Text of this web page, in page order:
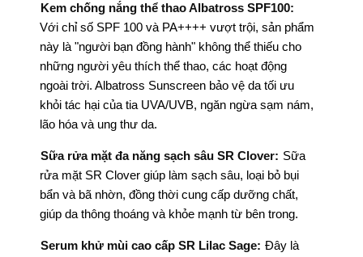
Kem chống nắng thể thao Albatross SPF100:
Với chỉ số SPF 100 và PA++++ vượt trội, sản phẩm
này là "người bạn đồng hành" không thể thiếu cho
những người yêu thích thể thao, các hoạt động
ngoài trời. Albatross Sunscreen bảo vệ da tối ưu
khỏi tác hại của tia UVA/UVB, ngăn ngừa sạm nám,
lão hóa và ung thư da.
Sữa rửa mặt đa năng sạch sâu SR Clover: Sữa
rửa mặt SR Clover giúp làm sạch sâu, loại bỏ bụi
bẩn và bã nhờn, đồng thời cung cấp dưỡng chất,
giúp da thông thoáng và khỏe mạnh từ bên trong.
Serum khử mùi cao cấp SR Lilac Sage: Đây là